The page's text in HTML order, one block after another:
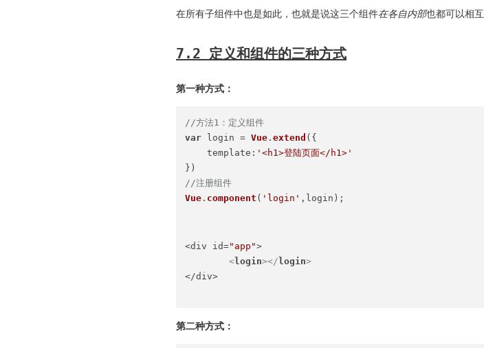
在所有子组件中也是如此，也就是说这三个组件在各自内部也都可以相互
7.2 定义和组件的三种方式
第一种方式：
//方法1：定义组件
var login = Vue . extend ({
template : '<h1>登陆页面</h1>'
//注册组件
Vue . component ( 'login' ,login);
<div id="app">
<login></ login>
</div>
第二种方式：